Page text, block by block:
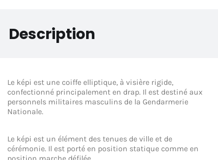
Description
Le képi est une coiffe elliptique, à visière rigide,
confectionné principalement en drap. Il est destiné aux
personnels militaires masculins de la Gendarmerie
Nationale.
Le képi est un élément des tenues de ville et de
cérémonie. Il est porté en position statique comme en